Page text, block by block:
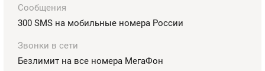
Номера
Контакты
Сообщения
300 SMS на мобильные номера России
Звонки в сети
Безлимит на все номера МегаФон